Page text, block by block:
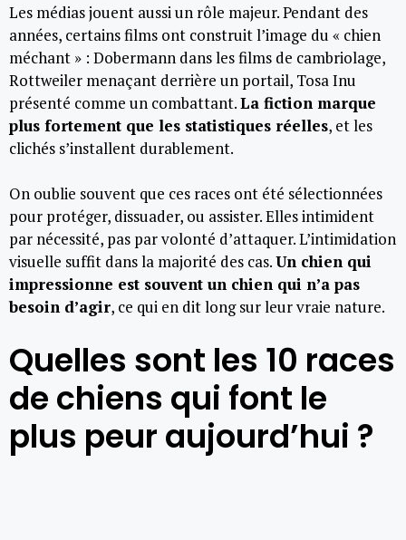
Les médias jouent aussi un rôle majeur. Pendant des
années, certains films ont construit l’image du « chien
méchant » : Dobermann dans les films de cambriolage,
Rottweiler menaçant derrière un portail, Tosa Inu
présenté comme un combattant.La fiction marque
plus fortement que les statistiques réelles, et les
clichés s’installent durablement.
On oublie souvent que ces races ont été sélectionnées
pour protéger, dissuader, ou assister. Elles intimident
par nécessité, pas par volonté d’attaquer. L’intimidation
visuelle suffit dans la majorité des cas.Un chien qui
impressionne est souvent un chien qui n’a pas
besoin d’agir, ce qui en dit long sur leur vraie nature.
Quelles sont les 10 races
de chiens qui font le
plus peur aujourd’hui ?